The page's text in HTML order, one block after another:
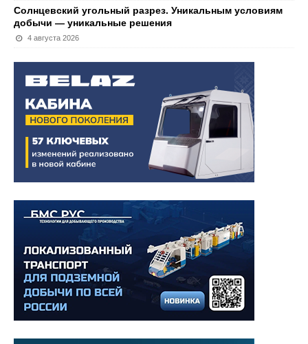
Солнцевский угольный разрез. Уникальным условиям
добычи — уникальные решения
4 августа 2026